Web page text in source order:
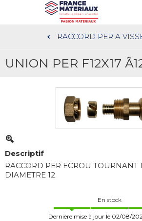
au
contenu
RACCORD PER A
UNION PER F12X17
Descriptif
RACCORD PER ECROU TOURNANT
DIAMETRE 12
En stock
Dernière mise à jour le 02/08/